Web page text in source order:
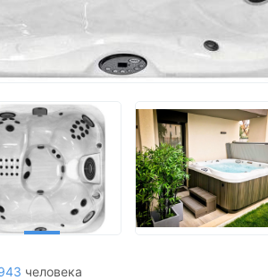
человека